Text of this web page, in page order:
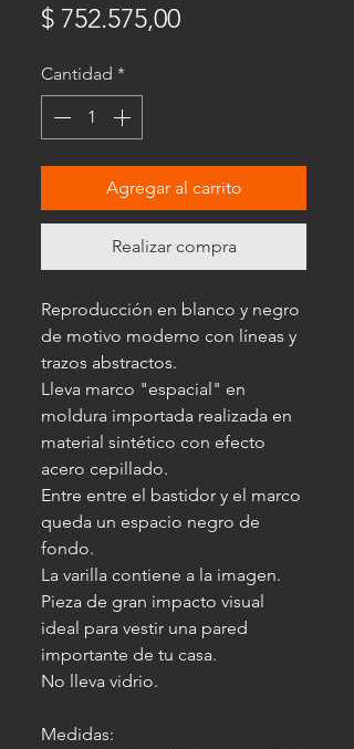
$ 752.575,00Precio
Cantidad *
Agregar al carrito
Realizar compra
Reproducción en blanco y negro
de motivo moderno con líneas y
trazos abstractos.
Lleva marco "espacial" en
moldura importada realizada en
material sintético con efecto
acero cepillado.
Entre entre el bastidor y el marco
queda un espacio negro de
fondo.
La varilla contiene a la imagen.
Pieza de gran impacto visual
ideal para vestir una pared
importante de tu casa.
No lleva vidrio.
Medidas: